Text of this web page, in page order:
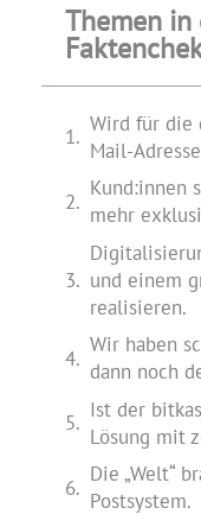
Themen in
Wird für die
Mail-
Kund:innen
mehr
und einem
realisieren.
Wir haben
dann noch
Ist der
Lösung mit
Die „Welt“
Postsystem.